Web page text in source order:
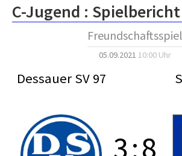
C-Jugend : Spielbericht
Freundschaftsspiel
05.09.2021 10:00 Uhr
Dessauer SV 97
3:8